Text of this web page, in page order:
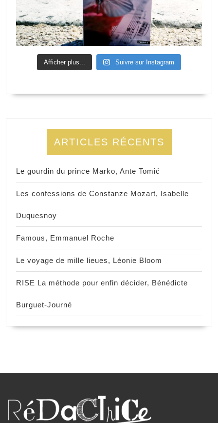
Afficher plus... Suivre sur Instagram
ARTICLES RÉCENTS
Le gourdin du prince Marko, Ante Tomić
Les confessions de Constanze Mozart, Isabelle
Duquesnoy
Famous, Emmanuel Roche
Le voyage de mille lieues, Léonie Bloom
RISE La méthode pour enfin décider, Bénédicte
Burguet-Journé